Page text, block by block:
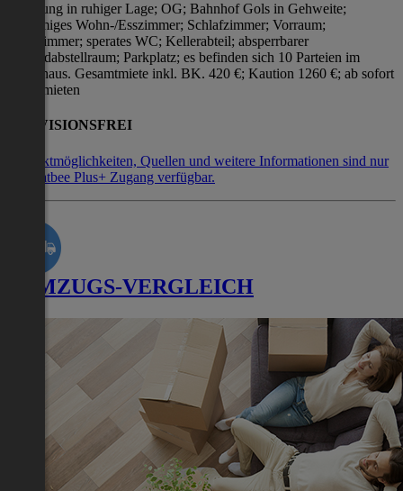
Wohnung in ruhiger Lage; OG; Bahnhof Gols in Gehweite;
geräumiges Wohn-/Esszimmer; Schlafzimmer; Vorraum;
Badezimmer; sperates WC; Kellerabteil; absperrbarer
Fahrradabstellraum; Parkplatz; es befinden sich 10 Parteien im
Wohnhaus. Gesamtmiete inkl. BK. 420 €; Kaution 1260 €; ab sofort
zu vermieten
PROVISIONSFREI
Kontaktmöglichkeiten, Quellen und weitere Informationen sind nur
mit Flatbee Plus+ Zugang verfügbar.
UMZUGS-VERGLEICH